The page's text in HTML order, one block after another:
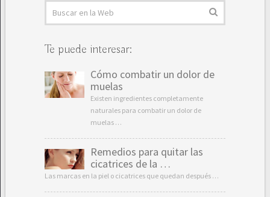
Te puede interesar:
Cómo combatir un dolor de
muelas
Existen ingredientes completamente
naturales para combatir un dolor de
muelas …
Remedios para quitar las
cicatrices de la …
Las marcas en la piel o cicatrices que quedan después …